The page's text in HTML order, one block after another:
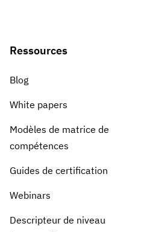
Ressources
Blog
White papers
Modèles de matrice de
compétences
Guides de certification
Webinars
Descripteur de niveau